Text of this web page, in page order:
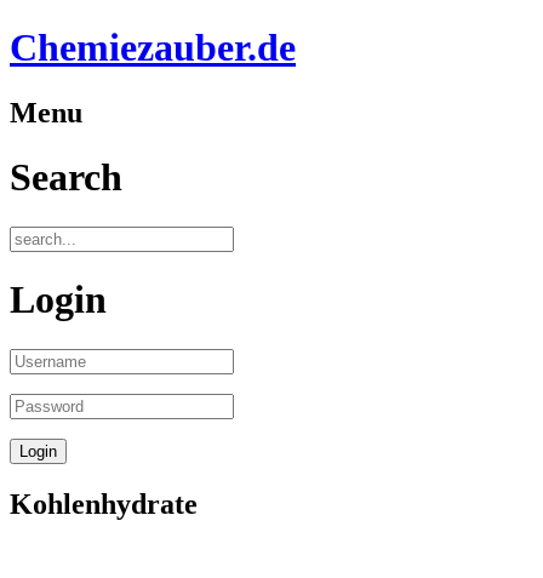
Chemiezauber.de
Menu
Search
Login
Kohlenhydrate